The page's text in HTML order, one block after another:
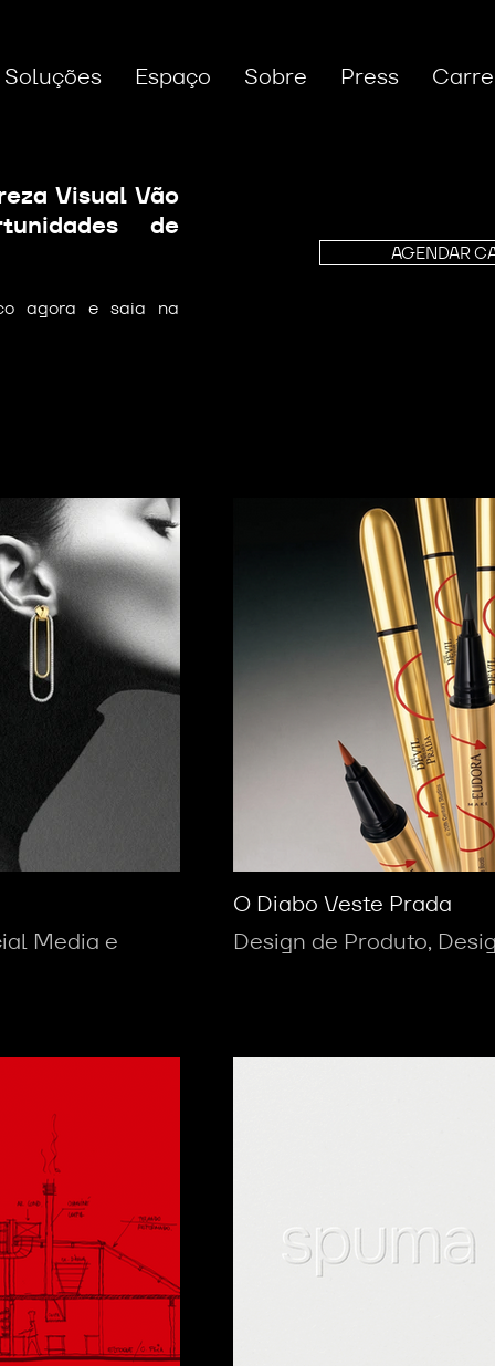
Soluções Espaço Sobre Press
Visual Vão
de
AGENDAR
agora e saia na
Media e
O Diabo Veste Prada
Design de Produto,